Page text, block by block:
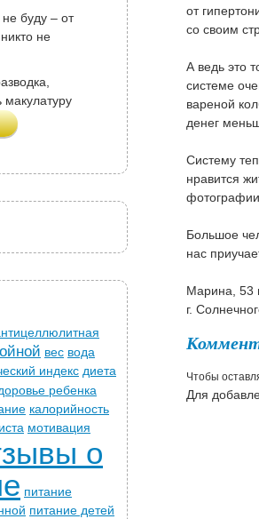
буду – от
не
вес вода
индекс диета
ребенка
калорийность
мотивация
о
питание
питание детей
от
со своим
А ведь это
системе
вареной
денег
Систему
нравится
Большое
нас
Марина, 53
г.
Чтобы
Для